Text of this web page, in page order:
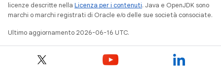
licenze descritte nella Licenza per i contenuti. Java e OpenJDK sono
marchi o marchi registrati di Oracle e/o delle sue società consociate.
Ultimo aggiornamento 2026-06-16 UTC.